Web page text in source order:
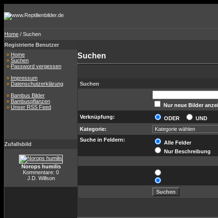
Home / Suchen
Registrierte Benutzer
» Home
» Suchen
» Password vergessen
» Impressum
» Datenschutzerklärung
» Bambus Bilder
» Bambuspflanzen
» Unser RSS Feed
Zufallsbild
Norops humilis
Kommentare: 0
J.D. Willson
Suchen
Suchen
Nur neue Bilder
Verknüpfung:
ODER
UND
Kategorie:
Suche in Feldern:
Alle Felder
Nur Beschreibung